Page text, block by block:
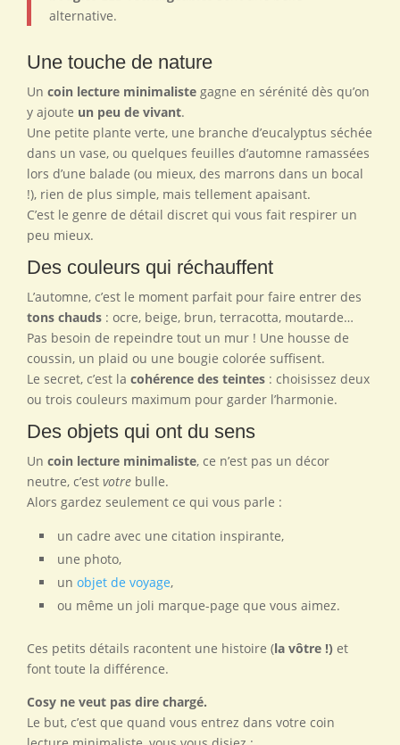
alternative.
Une touche de nature
Un coin lecture minimaliste gagne en sérénité dès qu’on
y ajoute un peu de vivant.
Une petite plante verte, une branche d’eucalyptus séchée
dans un vase, ou quelques feuilles d’automne ramassées
lors d’une balade (ou mieux, des marrons dans un bocal
!), rien de plus simple, mais tellement apaisant.
C’est le genre de détail discret qui vous fait respirer un
peu mieux.
Des couleurs qui réchauffent
L’automne, c’est le moment parfait pour faire entrer des
tons chauds : ocre, beige, brun, terracotta, moutarde…
Pas besoin de repeindre tout un mur ! Une housse de
coussin, un plaid ou une bougie colorée suffisent.
Le secret, c’est la cohérence des teintes : choisissez deux
ou trois couleurs maximum pour garder l’harmonie.
Des objets qui ont du sens
Un coin lecture minimaliste, ce n’est pas un décor
neutre, c’est votre bulle.
Alors gardez seulement ce qui vous parle :
un cadre avec une citation inspirante,
une photo,
un objet de voyage,
ou même un joli marque-page que vous aimez.
Ces petits détails racontent une histoire (la vôtre !) et
font toute la différence.
Cosy ne veut pas dire chargé.
Le but, c’est que quand vous entrez dans votre coin